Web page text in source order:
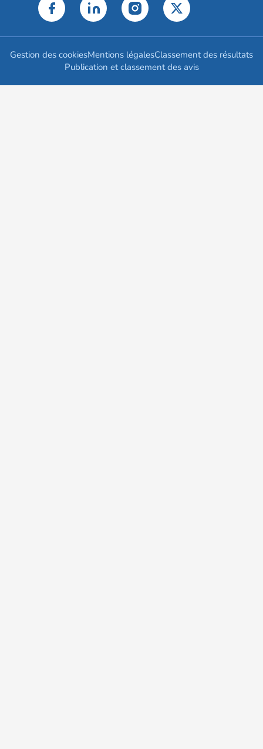
Gestion des cookiesMentions légalesClassement des résultats
Publication et classement des avis